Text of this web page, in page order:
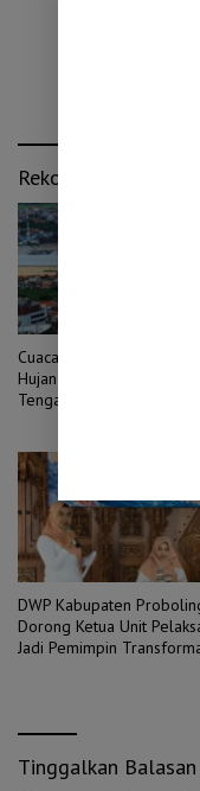
Rekomendasi untuk
Cuaca Jawa Timur 7
Hujan Masih Berpotensi
Tengah Musim Kemarau
DWP Kabupaten
Dorong Ketua Unit
Jadi Pemimpin
Tinggalkan Balasan